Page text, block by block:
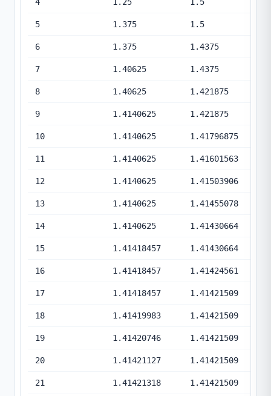
5 1.375 1.5
6 1.375 1.4375
7 1.40625 1.4375
8 1.40625 1.421875
9 1.4140625 1.421875
10 1.4140625 1.41796875
11 1.4140625 1.41601563
12 1.4140625 1.41503906
13 1.4140625 1.41455078
14 1.4140625 1.41430664
15 1.41418457 1.41430664
16 1.41418457 1.41424561
17 1.41418457 1.41421509
18 1.41419983 1.41421509
19 1.41420746 1.41421509
20 1.41421127 1.41421509
21 1.41421318 1.41421509